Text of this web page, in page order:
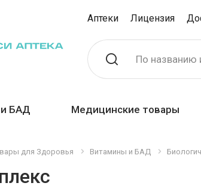
Аптеки Лицензия
По названию
и БАД Медицинские товары
для Здоровья Витамины и БАД